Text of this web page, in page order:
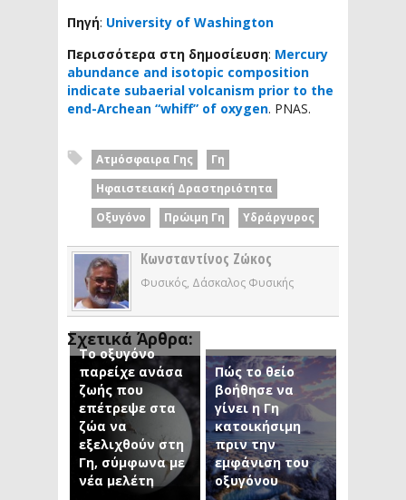
Πηγή: University of Washington
Περισσότερα στη δημοσίευση: Mercury
abundance and isotopic composition
indicate subaerial volcanism prior to the
end-Archean “whiff” of oxygen. PNAS.
Ατμόσφαιρα Γης
Γη
Ηφαιστειακή Δραστηριότητα
Οξυγόνο
Πρώιμη Γη Υδράργυρος
Κωνσταντίνος Ζώκος
Φυσικός, Δάσκαλος Φυσικής
Σχετικά Άρθρα:
Το οξυγόνο
παρείχε ανάσα
ζωής που
επέτρεψε στα
ζώα να
εξελιχθούν στη
Γη, σύμφωνα με
νέα μελέτη
Πώς το θείο
βοήθησε να
γίνει η Γη
κατοικήσιμη
πριν την
εμφάνιση του
οξυγόνου